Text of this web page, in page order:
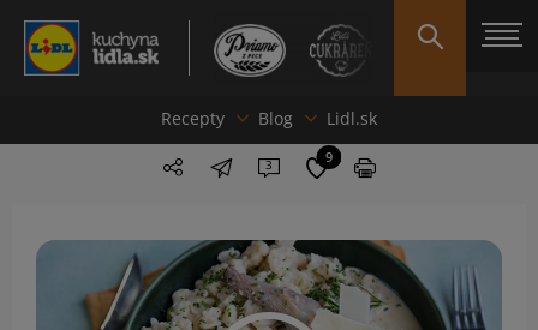
Recepty Blog Lidl.sk
3 9